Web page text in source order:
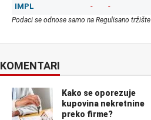
IMPL
- -
Podaci se odnose samo na Regulisano tržište
KOMENTARI
Kako se oporezuje
kupovina nekretnine
preko firme?